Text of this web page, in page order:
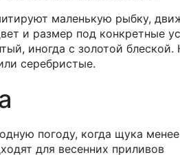
маленькую рыбку,
и размер под конкретные
иногда с золотой блеской.
серебристые.
погоду, когда щука менее
для весенних приливов